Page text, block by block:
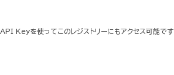
API Keyを使ってこのレジストリーにもアクセス可能です